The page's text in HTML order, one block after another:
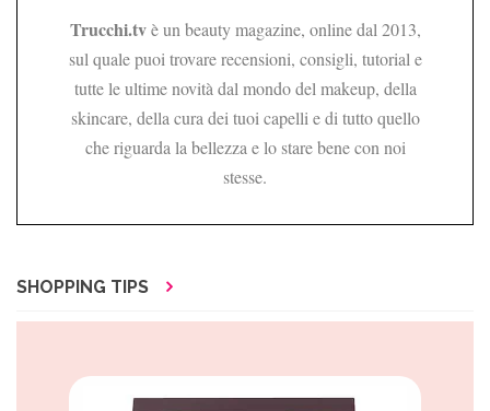
Trucchi.tvè un beauty magazine, online dal 2013,
sul quale puoi trovare recensioni, consigli, tutorial e
tutte le ultime novità dal mondo del makeup, della
skincare, della cura dei tuoi capelli e di tutto quello
che riguarda la bellezza e lo stare bene con noi
stesse.
SHOPPING TIPS